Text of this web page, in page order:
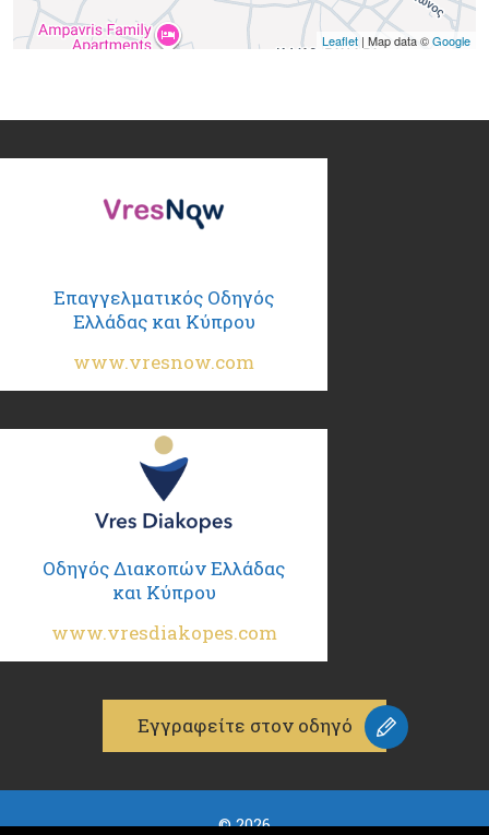
Leaflet | Map data ©Google
Επαγγελματικός Οδηγός
Ελλάδας και Κύπρου
www.vresnow.com
Οδηγός Διακοπών Ελλάδας
και Κύπρου
www.vresdiakopes.com
Εγγραφείτε στον οδηγό
© 2026